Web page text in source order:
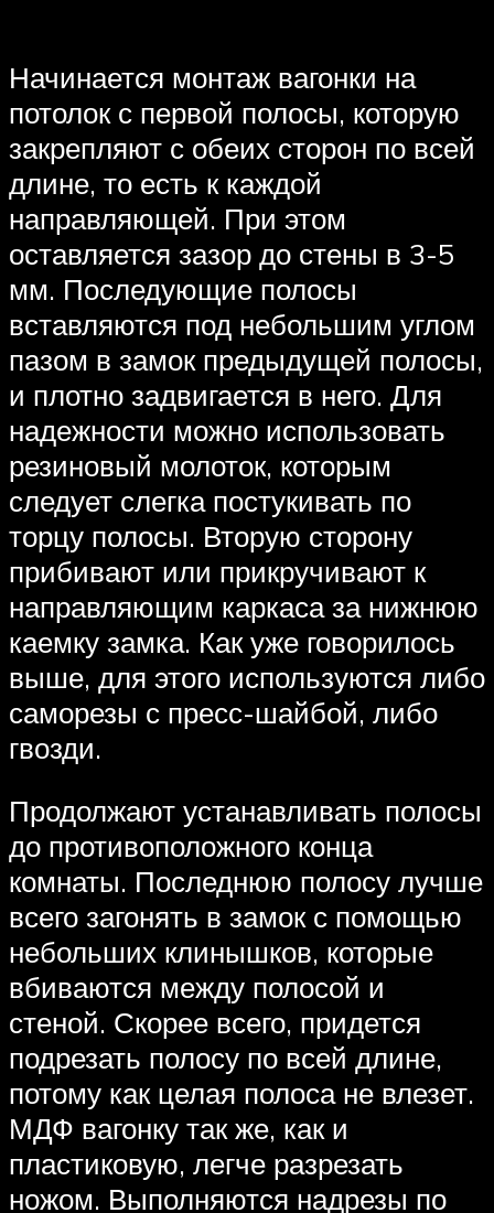
Начинается монтаж вагонки на
потолок с первой полосы, которую
закрепляют с обеих сторон по всей
длине, то есть к каждой
направляющей. При этом
оставляется зазор до стены в 3-5
мм. Последующие полосы
вставляются под небольшим углом
пазом в замок предыдущей полосы,
и плотно задвигается в него. Для
надежности можно использовать
резиновый молоток, которым
следует слегка постукивать по
торцу полосы. Вторую сторону
прибивают или прикручивают к
направляющим каркаса за нижнюю
каемку замка. Как уже говорилось
выше, для этого используются либо
саморезы с пресс-шайбой, либо
гвозди.
Продолжают устанавливать полосы
до противоположного конца
комнаты. Последнюю полосу лучше
всего загонять в замок с помощью
небольших клинышков, которые
вбиваются между полосой и
стеной. Скорее всего, придется
подрезать полосу по всей длине,
потому как целая полоса не влезет.
МДФ вагонку так же, как и
пластиковую, легче разрезать
ножом. Выполняются надрезы по